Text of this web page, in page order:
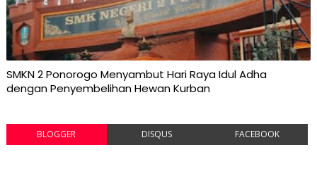
SMKN 2 Ponorogo Menyambut Hari Raya Idul Adha
dengan Penyembelihan Hewan Kurban
BLOGGER DISQUS FACEBOOK